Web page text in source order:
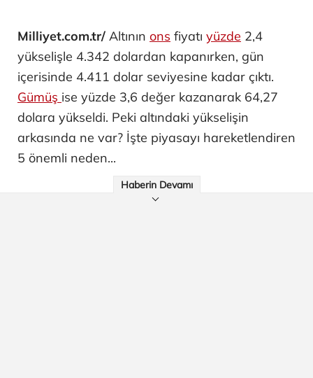
Milliyet.com.tr/ Altının ons fiyatı yüzde 2,4
yükselişle 4.342 dolardan kapanırken, gün
içerisinde 4.411 dolar seviyesine kadar çıktı.
Gümüş ise yüzde 3,6 değer kazanarak 64,27
dolara yükseldi. Peki altındaki yükselişin
arkasında ne var? İşte piyasayı hareketlendiren
5 önemli neden...
Haberin Devamı